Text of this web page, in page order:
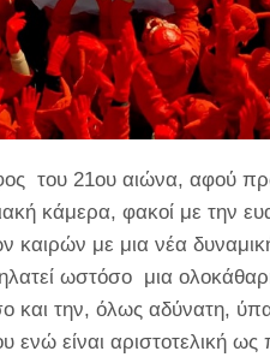
του 21ου αιώνα, αφού
κάμερα, φακοί με την
καιρών με μια νέα
ωστόσο μια
και την, όλως αδύνατη,
ενώ είναι αριστοτελική